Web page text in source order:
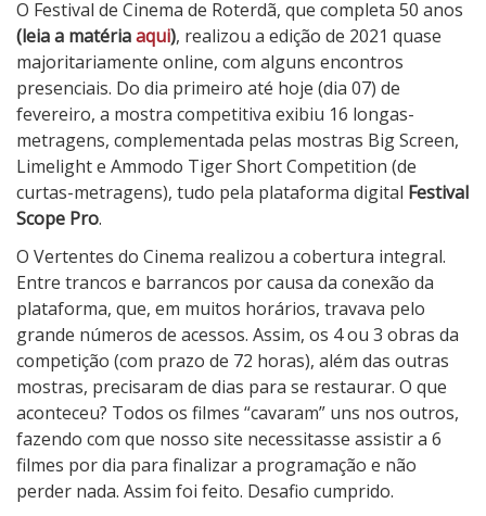
ã
2
2
O Festival de Cinema de Roterdã, que completa 50 anos
(leia a matériaaqui), realizou a edição de 2021 quase
majoritariamente online, com alguns encontros
presenciais. Do dia primeiro até hoje (dia 07) de
fevereiro, a mostra competitiva exibiu 16 longas-
metragens, complementada pelas mostras Big Screen,
Limelight e Ammodo Tiger Short Competition (de
curtas-metragens), tudo pela plataforma digital Festival
Scope Pro.
O Vertentes do Cinema realizou a cobertura integral.
Entre trancos e barrancos por causa da conexão da
plataforma, que, em muitos horários, travava pelo
grande números de acessos. Assim, os 4 ou 3 obras da
competição (com prazo de 72 horas), além das outras
mostras, precisaram de dias para se restaurar. O que
aconteceu? Todos os filmes “cavaram” uns nos outros,
fazendo com que nosso site necessitasse assistir a 6
filmes por dia para finalizar a programação e não
perder nada. Assim foi feito. Desafio cumprido.